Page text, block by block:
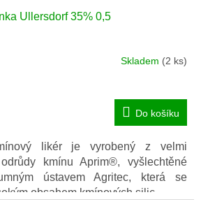
Ullersdorf 35% 0,5
Skladem (2 ks)
Do košíku
likér je vyrobený z velmi
kmínu Aprim®, vyšlechtěné
ústavem Agritec, která se
obsahem kmínových silic